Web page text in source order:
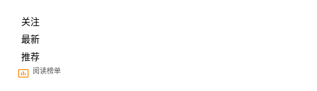
关注
最新
推荐
阅读榜单